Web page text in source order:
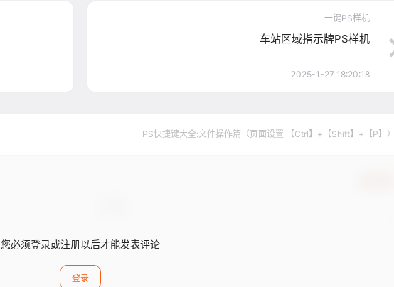
一键PS样机
车站区域指示牌PS样机
2025-1-27 18:20:18
PS快捷键大全:文件操作篇（页面设置 【Ctrl】+【Shift】+【P】）
您必须登录或注册以后才能发表评论
登录